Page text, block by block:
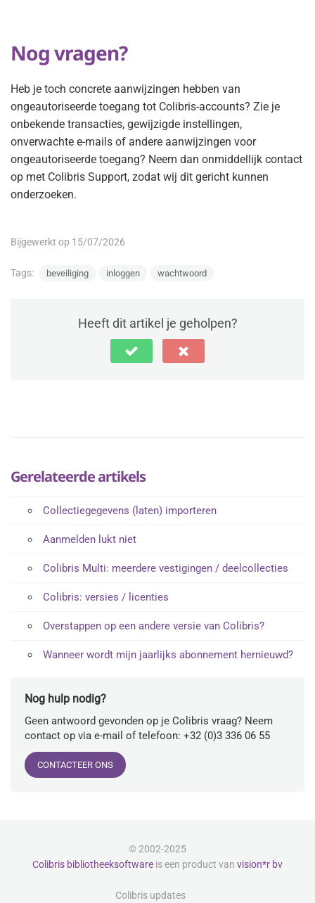
Nog vragen?
Heb je toch concrete aanwijzingen hebben van
ongeautoriseerde toegang tot Colibris-accounts? Zie je
onbekende transacties, gewijzigde instellingen,
onverwachte e-mails of andere aanwijzingen voor
ongeautoriseerde toegang? Neem dan onmiddellijk contact
op met Colibris Support, zodat wij dit gericht kunnen
onderzoeken.
Bijgewerkt op 15/07/2026
Tags: beveiliging inloggen wachtwoord
Heeft dit artikel je geholpen?
Gerelateerde artikels
Collectiegegevens (laten) importeren
Aanmelden lukt niet
Colibris Multi: meerdere vestigingen / deelcollecties
Colibris: versies / licenties
Overstappen op een andere versie van Colibris?
Wanneer wordt mijn jaarlijks abonnement hernieuwd?
Nog hulp nodig?
Geen antwoord gevonden op je Colibris vraag? Neem
contact op via e-mail of telefoon: +32 (0)3 336 06 55
CONTACTEER ONS
© 2002-2025
Colibris bibliotheeksoftware is een product van vision*r bv
Colibris updates